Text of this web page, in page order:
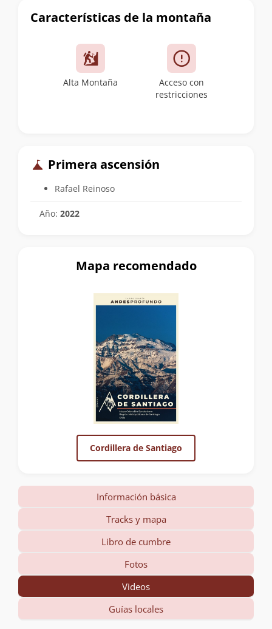
Características de la montaña
Alta Montaña
Acceso con
restricciones
Primera ascensión
Rafael Reinoso
Año: 2022
Mapa recomendado
Cordillera de Santiago
Información básica
Tracks y mapa
Libro de cumbre
Fotos
Videos
Guías locales